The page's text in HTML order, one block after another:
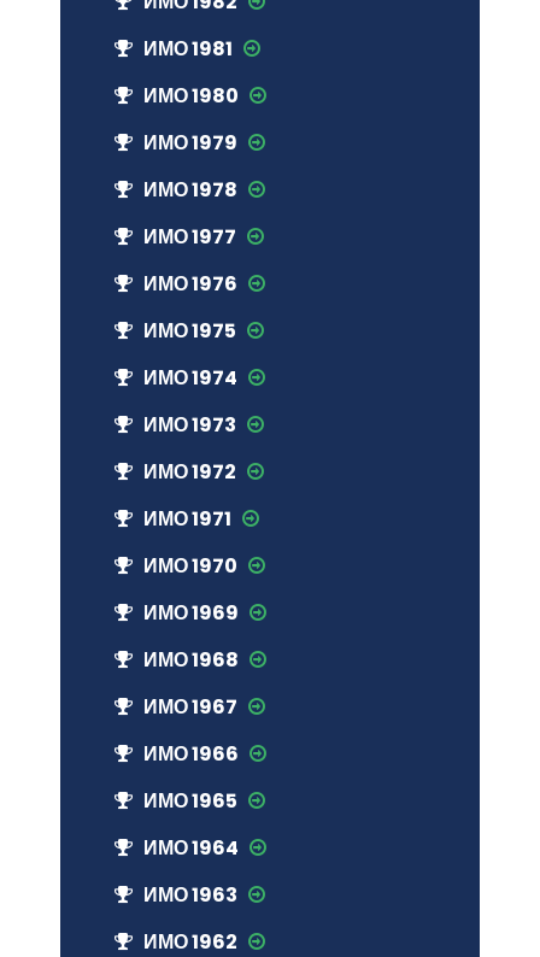
ИМО 1981
ИМО 1980
ИМО 1979
ИМО 1978
ИМО 1977
ИМО 1976
ИМО 1975
ИМО 1974
ИМО 1973
ИМО 1972
ИМО 1971
ИМО 1970
ИМО 1969
ИМО 1968
ИМО 1967
ИМО 1966
ИМО 1965
ИМО 1964
ИМО 1963
ИМО 1962